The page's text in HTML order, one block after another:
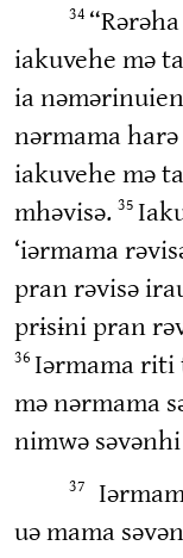
34
iakuvehe mə
ia
nərmama
iakuvehe mə
mhəvisə. 35
‘iərmama
pran rəvisə
prɨsɨni pran
36 Iərmama
mə nərmama
nimwə
37
uə mama